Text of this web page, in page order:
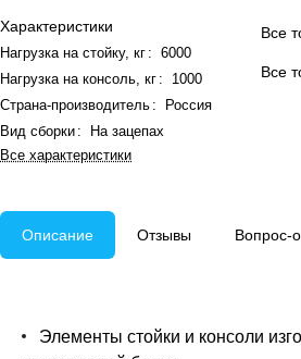
Характеристики
Нагрузка на стойку, кг : 6000
Нагрузка на консоль, кг :
1000
Страна-производитель :
Россия
Вид сборки :
На зацепах
Все характеристики
Все
Описание Отзывы Вопрос-
Элементы стойки и консоли